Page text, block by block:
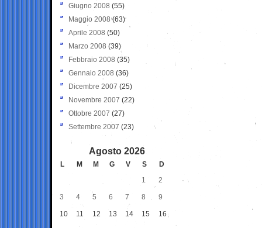
Giugno 2008 (55)
Maggio 2008(63)
Aprile 2008 (50)
Marzo 2008 (39)
Febbraio 2008 (35)
Gennaio 2008 (36)
Dicembre 2007 (25)
Novembre 2007 (22)
Ottobre 2007 (27)
Settembre 2007 (23)
Agosto 2026
L M M G V S
D
1
2
3 4 5 6 7 8 9
10 11 12 13 14 15 16